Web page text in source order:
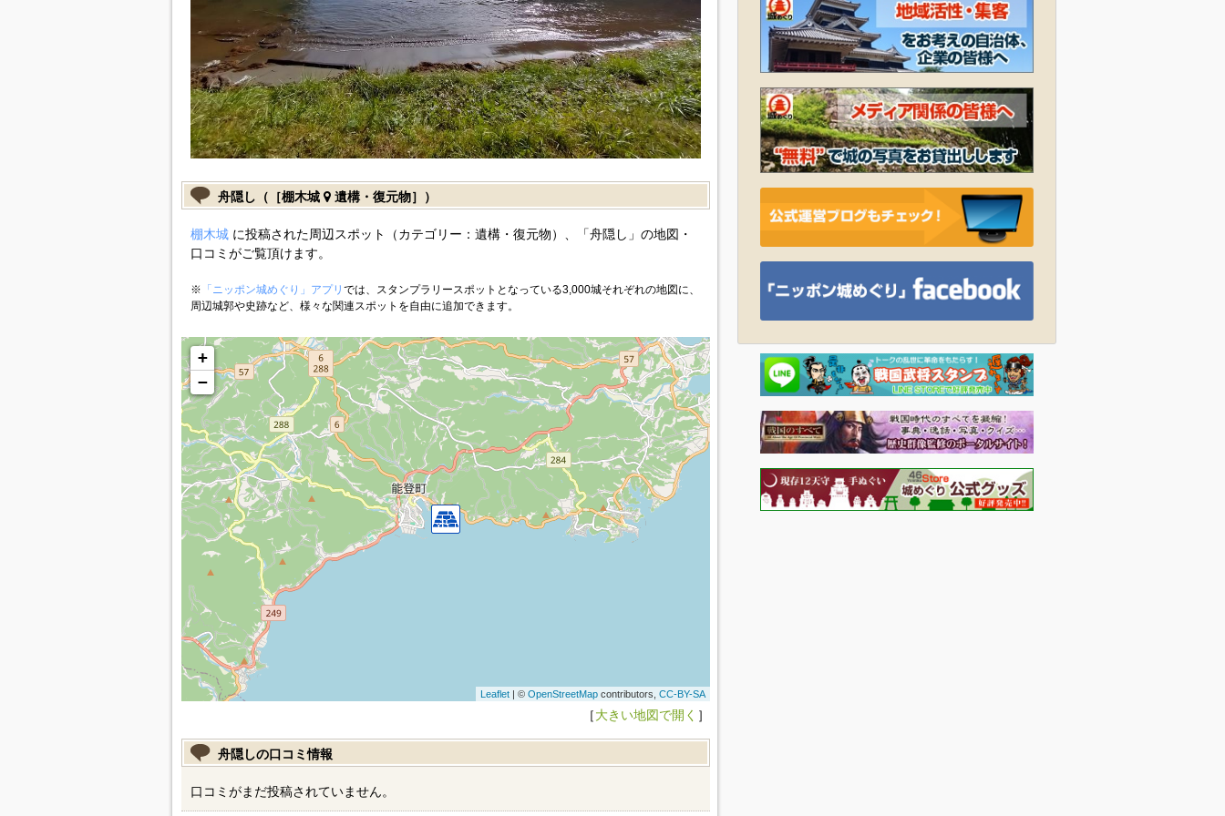
舟隠し（［棚木城 遺構・復元物］）
棚木城に投稿された周辺スポット（カテゴリー：遺構・復元物）、「舟隠し」の地図・
口コミがご覧頂けます。
※ 「ニッポン城めぐり」アプリ では、スタンプラリースポットとなっている3,000城それぞれの地図に、
周辺城郭や史跡など、様々な関連スポットを自由に追加できます。
+
−
Leaflet| © OpenStreetMapcontributors, CC-BY-SA
［大きい地図で開く ］
舟隠しの口コミ情報
口コミがまだ投稿されていません。